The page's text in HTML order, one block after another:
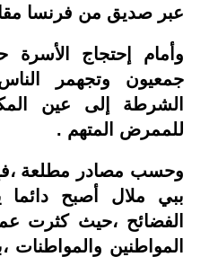
عبر صديق من فرنسا مقابل مبلغ
وأمام إحتجاج
جمعيون وتجهمر
الشرطة إلى عين
للممرض المتهم .
وحسب مصادر مطلعة
ببي ملال أصبح
الفضائح ،حيث كثرت
المواطنين والمواطنات